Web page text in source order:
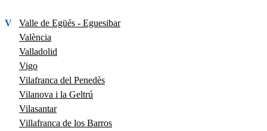
V
Valle de Egüés - Eguesibar
València
Valladolid
Vigo
Vilafranca del Penedès
Vilanova i la Geltrú
Vilasantar
Villafranca de los Barros